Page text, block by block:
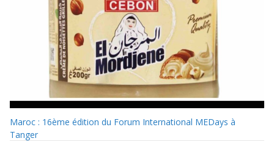
Maroc : 16ème édition du Forum International MEDays à
Tanger